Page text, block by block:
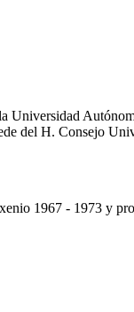
del H. Consejo
1967 - 1973 y